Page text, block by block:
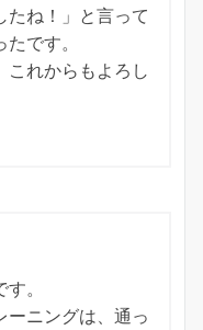
たね！」と言って
です。
これからもよろし
。
ーニングは、通っ